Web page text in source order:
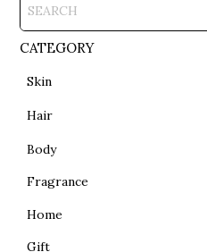
CATEGORY
Skin
Hair
Body
Fragrance
Home
Gift